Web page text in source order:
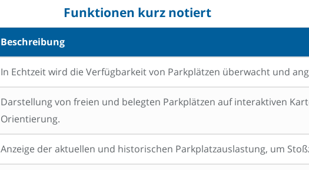
Funktionen kurz notiert
Beschreibung
In Echtzeit wird die Verfügbarkeit von Parkplätzen überwacht und
Darstellung von freien und belegten Parkplätzen auf interaktiven
Orientierung.
Anzeige der aktuellen und historischen Parkplatzauslastung, um